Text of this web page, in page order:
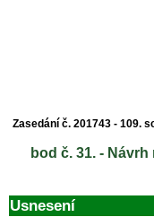
Zasedání č. 201743 - 109.
bod č. 31. -
Usnesení